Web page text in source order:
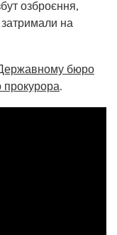
озброєння,
затримали на
бюро
прокурора.